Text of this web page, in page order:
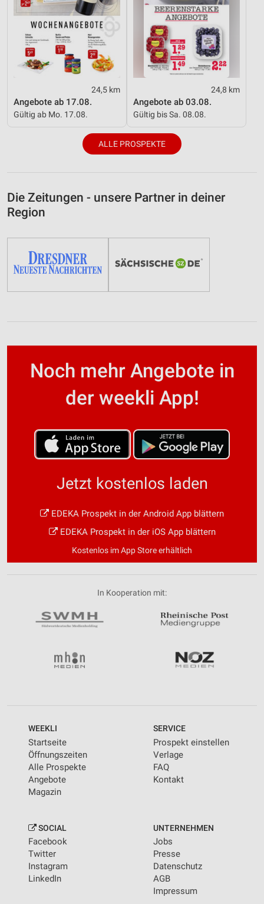
24,5 km
Angebote ab 17.08.
Gültig ab Mo. 17.08.
24,8 km
Angebote ab 03.08.
Gültig bis Sa. 08.08.
ALLE PROSPEKTE
Die Zeitungen - unsere Partner in deiner
Region
Noch mehr Angebote in
der weekli App!
Jetzt kostenlos laden
EDEKA Prospekt in der Android App blättern
EDEKA Prospekt in der iOS App blättern
Kostenlos im App Store erhältlich
In Kooperation mit:
WEEKLI
Startseite
Öffnungszeiten
Alle Prospekte
Angebote
Magazin
SERVICE
Prospekt einstellen
Verlage
FAQ
Kontakt
SOCIAL
Facebook
Twitter
Instagram
LinkedIn
UNTERNEHMEN
Jobs
Presse
Datenschutz
AGB
Impressum